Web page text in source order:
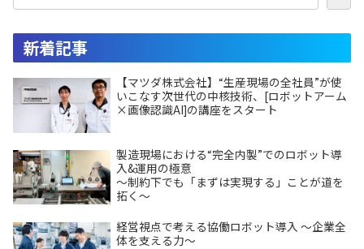
新着記事
【マツダ株式会社】“生産現場の全社員”が使
いこなす次世代の中核技術、[ロボットアーム
×画像認識AI]の講座をスタート
製造現場における“完全内製”でのロボット導
入&運用の極意
～制約下でも「まずは実現する」ことが道を
拓く～
経営視点で考える協働ロボット導入 ～企業全
体を支える力～